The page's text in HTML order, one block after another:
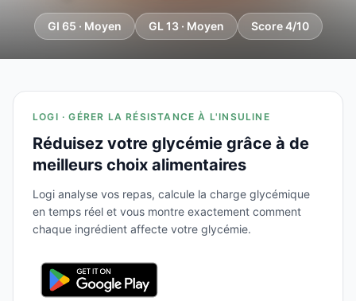
GI 65 · Moyen GL 13 · Moyen Score 4/10
LOGI · GÉRER LA RÉSISTANCE À L'INSULINE
Réduisez votre glycémie grâce à de
meilleurs choix alimentaires
Logi analyse vos repas, calcule la charge glycémique
en temps réel et vous montre exactement comment
chaque ingrédient affecte votre glycémie.